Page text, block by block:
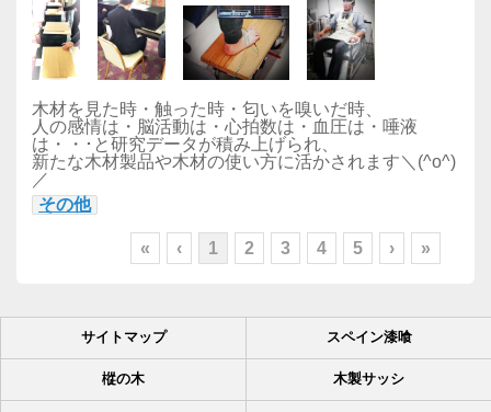
木材を見た時・触った時・匂いを嗅いだ時、
人の感情は・脳活動は・心拍数は・血圧は・唾液
は・・･と研究データが積み上げられ、
新たな木材製品や木材の使い方に活かされます＼(^o^)
／
その他
« ‹ 1 2 3 4 5 › »
サイトマップ スペイン漆喰
樅の木 木製サッシ